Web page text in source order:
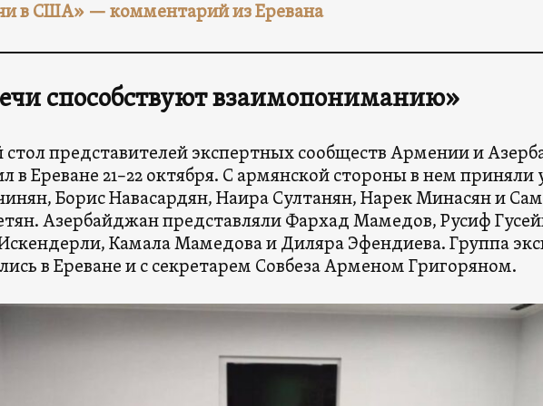
в США» — комментарий из Еревана
способствуют взаимопониманию»
стол представителей экспертных сообществ Армении и
в Ереване 21–22 октября. С армянской стороны в нем приняли
Борис Навасардян, Наира Султанян, Нарек Минасян и
Азербайджан представляли Фархад Мамедов, Русиф
Камала Мамедова и Диляра Эфендиева. Группа
в Ереване и с секретарем Совбеза Арменом Григоряном.